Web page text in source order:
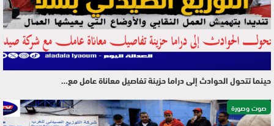
حينما تتحول الحوادث إلى دراما حزينة تفاصيل معاناة عامل مع…
صوت وصورة